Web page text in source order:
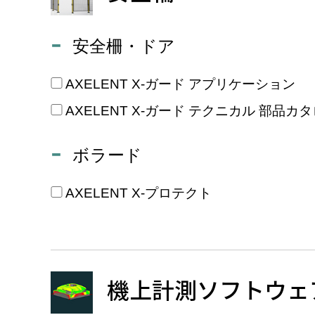
安全柵・ドア
AXELENT X-ガード アプリケーション
AXELENT X-ガード テクニカル 部品カタ
ボラード
AXELENT X-プロテクト
機上計測ソフトウェ